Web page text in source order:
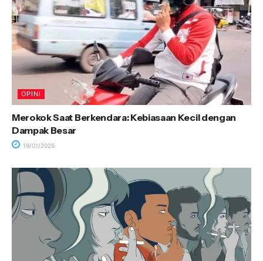
OPINI
Merokok Saat Berkendara: Kebiasaan Kecil dengan
Dampak Besar
19/01/2026